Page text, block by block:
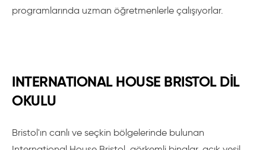
programlarında uzman öğretmenlerle çalışıyorlar.
INTERNATIONAL HOUSE BRISTOL DİL
OKULU
Bristol'ın canlı ve seçkin bölgelerinde bulunan